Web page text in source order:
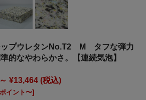
ップウレタンNo.T2 M タフな弾力
的なやわらかさ。【連続気泡】
～ ¥13,464 (税込)
イント〜]